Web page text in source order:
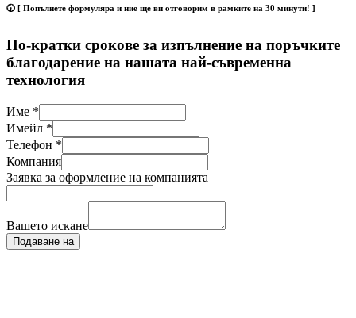
🕢 [ Попълнете формуляра и ние ще ви отговорим в рамките на 30 минути! ]
По-кратки срокове за изпълнение на поръчките
благодарение на нашата най-съвременна
технология
Име *
Имейл *
Телефон *
Компания
Заявка за оформление на компанията
Вашето искане
Подаване на